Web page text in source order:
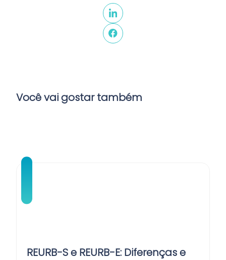
Você vai gostar também
REURB-S e REURB-E: Diferenças e